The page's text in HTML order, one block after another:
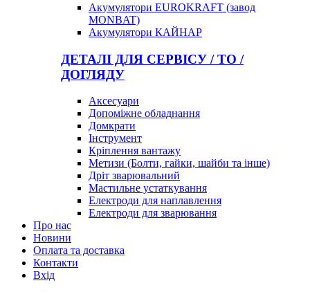
Акумулятори EUROKRAFT (завод
MONBAT)
Акумулятори КАЙНАР
ДЕТАЛІ ДЛЯ СЕРВІСУ / ТО /
ДОГЛЯДУ
Аксесуари
Допоміжне обладнання
Домкрати
Інструмент
Кріплення вантажу
Метизи (Болти, гайки, шайби та інше)
Дріт зварювальний
Мастильне устаткування
Електроди для наплавлення
Електроди для зварювання
Про нас
Новини
Оплата та доставка
Контакти
Вхiд